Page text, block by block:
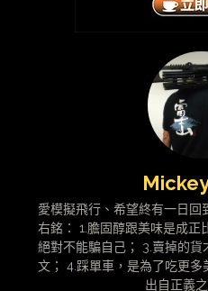
愛模擬飛行、希望終有一日
右銘： 1.膽固醇跟美味是成正
絕對不能騙自己； 3.賣掉的
文； 4.踩單車，是為了吃更多
出自正義